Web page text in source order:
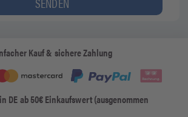
Kauf & sichere Zahlung
DE ab 50€ Einkaufswert (ausgenommen